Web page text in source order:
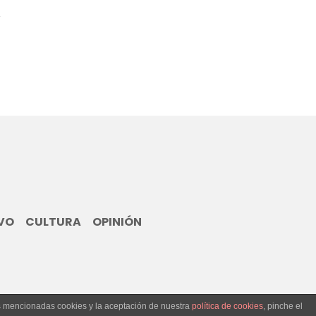
CULTURA OPINIÓN
cookies y la aceptación de nuestra política de cookies, pinche el